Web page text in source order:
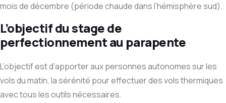
mois de décembre (période chaude dans l’hémisphère sud).
L’objectif du stage de
perfectionnement au parapente
L’objectif est d’apporter aux personnes autonomes sur les
vols du matin, la sérénité pour effectuer des vols thermiques
avec tous les outils nécessaires.